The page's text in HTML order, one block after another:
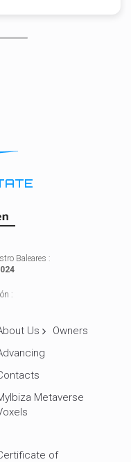
Baleares :
:
Us
Owners
Metaverse
of